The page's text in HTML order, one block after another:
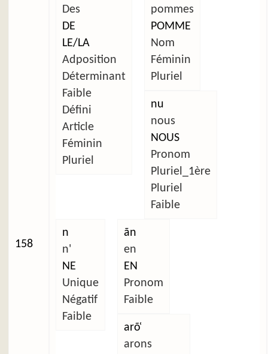
158
Des
DE
LE/LA
Adposition
Déterminant
Faible
Défini
Article
Féminin
Pluriel
pommes
POMME
Nom
Féminin
Pluriel
nu
nous
NOUS
Pronom
Pluriel_1ère
Pluriel
Faible
n
n'
NE
Unique
Négatif
Faible
ãn
en
EN
Pronom
Faible
arõ̜
arons